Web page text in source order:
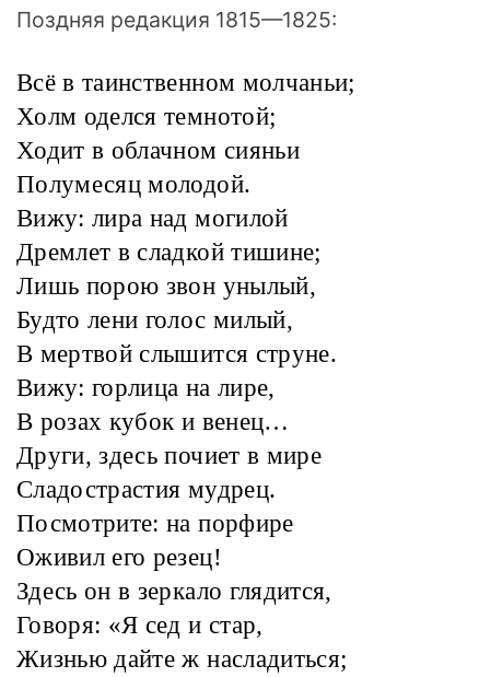
Поздняя редакция 1815—1825:
Всё в таинственном молчаньи;
Холм оделся темнотой;
Ходит в облачном сияньи
Полумесяц молодой.
Вижу: лира над могилой
Дремлет в сладкой тишине;
Лишь порою звон унылый,
Будто лени голос милый,
В мертвой слышится струне.
Вижу: горлица на лире,
В розах кубок и венец…
Други, здесь почиет в мире
Сладострастия мудрец.
Посмотрите: на порфире
Оживил его резец!
Здесь он в зеркало глядится,
Говоря: «Я сед и стар,
Жизнью дайте ж насладиться;